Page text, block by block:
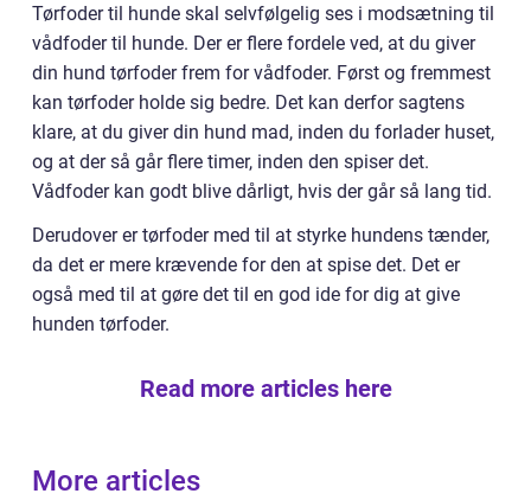
Tørfoder til hunde skal selvfølgelig ses i modsætning til
vådfoder til hunde. Der er flere fordele ved, at du giver
din hund tørfoder frem for vådfoder. Først og fremmest
kan tørfoder holde sig bedre. Det kan derfor sagtens
klare, at du giver din hund mad, inden du forlader huset,
og at der så går flere timer, inden den spiser det.
Vådfoder kan godt blive dårligt, hvis der går så lang tid.
Derudover er tørfoder med til at styrke hundens tænder,
da det er mere krævende for den at spise det. Det er
også med til at gøre det til en god ide for dig at give
hunden tørfoder.
Read more articles here
More articles